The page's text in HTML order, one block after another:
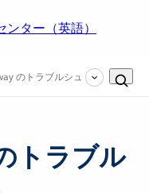
ンター（英語）
のトラブルシューティング
トラブル